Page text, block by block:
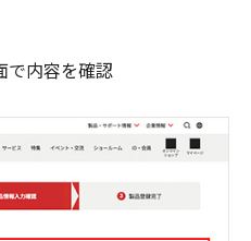
で内容を確認